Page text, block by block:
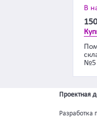
В
№5
Проектная
Разработка